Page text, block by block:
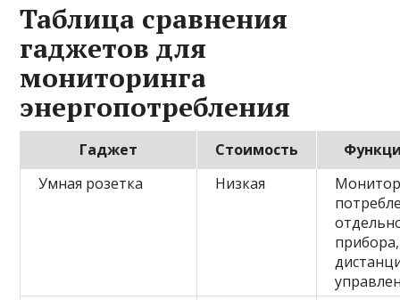
Таблица сравнения
гаджетов для
мониторинга
энергопотребления
Гаджет Стоимость
Умная розетка
Низкая
прибора,